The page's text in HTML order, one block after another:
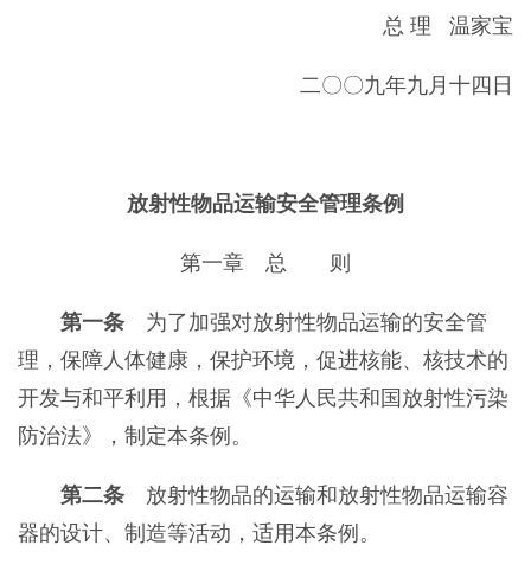
总 理 温家宝
二〇〇九年九月十四日
放射性物品运输安全管理条例
第一章 总 则
第一条为了加强对放射性物品运输的安全管
理，保障人体健康，保护环境，促进核能、核技术的
开发与和平利用，根据《中华人民共和国放射性污染
防治法》，制定本条例。
第二条放射性物品的运输和放射性物品运输容
器的设计、制造等活动，适用本条例。